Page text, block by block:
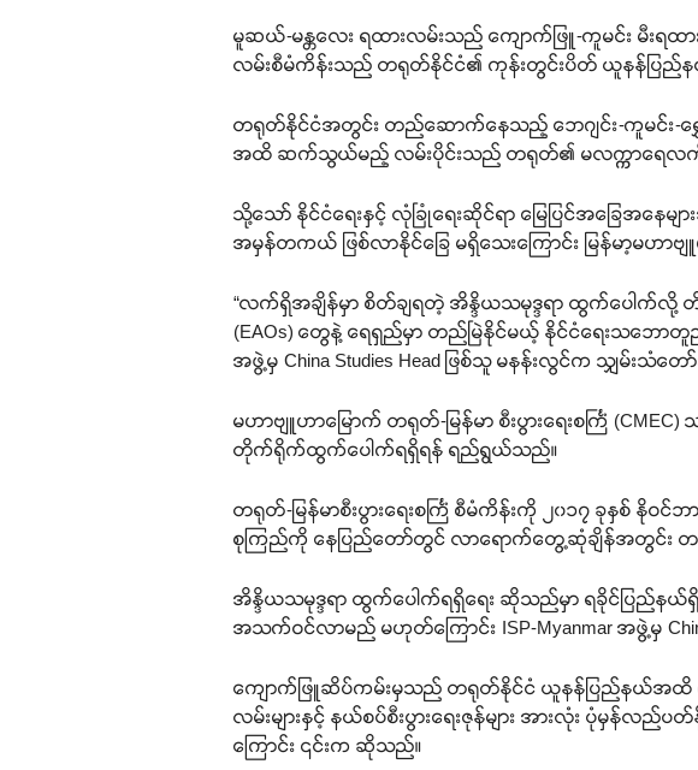
မူဆယ်-မန္တလေး ရထားလမ်းသည် ကျောက်ဖြူ-ကူမင်း မီးရထ
လမ်းစီမံကိန်းသည် တရုတ်နိုင်ငံ၏ ကုန်းတွင်းပိတ် ယူနန်ပြည်န
တရုတ်နိုင်ငံအတွင်း တည်ဆောက်နေသည့် ဘေဂျင်း-ကူမင်း-ရွှေ
အထိ ဆက်သွယ်မည့် လမ်းပိုင်းသည် တရုတ်၏ မလက္ကာရေလက်က
သို့သော် နိုင်ငံရေးနှင့် လုံခြုံရေးဆိုင်ရာ မြေပြင်အခြေအ
အမှန်တကယ် ဖြစ်လာနိုင်ခြေ မရှိသေးကြောင်း မြန်မာ့မဟာဗ
“လက်ရှိအချိန်မှာ စိတ်ချရတဲ့ အိန္ဒိယသမုဒ္ဒရာ ထွက်ပေါက်လို့
(EAOs) တွေနဲ့ ရေရှည်မှာ တည်မြဲနိုင်မယ့် နိုင်ငံရေးသဘောတူ
အဖွဲ့မှ China Studies Head ဖြစ်သူ မနန်းလွင်က သျှမ်းသံတ
မဟာဗျူဟာမြောက် တရုတ်-မြန်မာ စီးပွားရေးစင်္ကြံ
တိုက်ရိုက်ထွက်ပေါက်ရရှိရန် ရည်ရွယ်သည်။
တရုတ်-မြန်မာစီးပွားရေးစင်္ကြံ စီမံကိန်းကို ၂၀၁၇ ခုနှစ် နို
စုကြည်ကို နေပြည်တော်တွင် လာရောက်တွေ့ဆုံချိန်အတွင်း တရ
အိန္ဒိယသမုဒ္ဒရာ ထွက်ပေါက်ရရှိရေး ဆိုသည်မှာ ရခိုင်ပြည်
အသက်ဝင်လာမည် မဟုတ်ကြောင်း ISP-Myanmar အဖွဲ့မှ
ကျောက်ဖြူဆိပ်ကမ်းမှသည် တရုတ်နိုင်ငံ ယူနန်ပြည်နယ်အထိ ကုန်စည်
လမ်းများနှင့် နယ်စပ်စီးပွားရေးဇုန်များ အားလုံး ပုံမှ
ကြောင်း ၎င်းက ဆိုသည်။